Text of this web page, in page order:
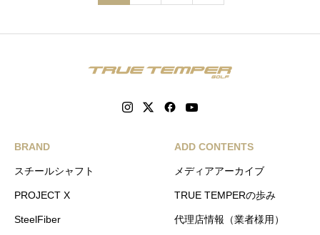
BRAND
スチールシャフト
PROJECT X
SteelFiber
ADD CONTENTS
メディアアーカイブ
TRUE TEMPERの歩み
代理店情報（業者様用）